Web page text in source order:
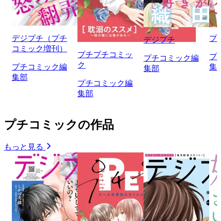
デジプチ（プチ
コミック増刊）
プチコミック編
集部
プチプチコミッ
ク
プチコミック編
集部
デジプチ
プチコミック編
集部
プ
プ
集
プチコミックの作品
もっと見る